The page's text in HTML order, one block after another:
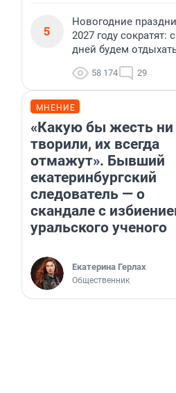
5
Новогодние
2027 году сократят:
дней будем
58 174 29
МНЕНИЕ
«Какую бы жесть ни
творили, их всегда
отмажут». Бывший
екатеринбургский
следователь — о
скандале с
уральского ученого
Екатерина Герлах
Общественник